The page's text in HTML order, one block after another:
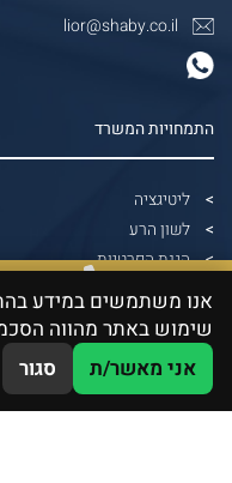
התמחויות המשרד
ליטיגציה
לשון הרע
הגנת הפרטיות
דיני בנקאות
גבייה משפטית
דיני חוזים וחברות
תביעה על שיימינג
lior@shaby.co.il
03-5379991
אנו משתמשים במידע
שימוש באתר מהווה
אני מאשר/ת
סגור